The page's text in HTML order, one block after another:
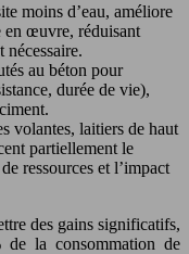
moins d’eau, améliore
en œuvre, réduisant
au béton pour
durée de vie),
volantes, laitiers de haut
partiellement le
ressources et l’impact
des gains significatifs,
la consommation de